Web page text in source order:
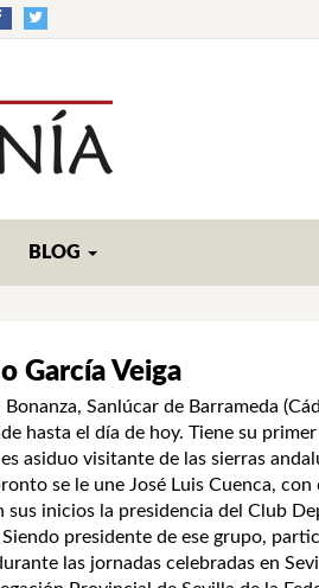
BLOG
García Veiga
Bonanza, Sanlúcar de Barrameda
hasta el día de hoy. Tiene su
asiduo visitante de las sierras
se le une José Luis Cuenca,
sus inicios la presidencia del Club
presidente de ese grupo,
las jornadas celebradas en